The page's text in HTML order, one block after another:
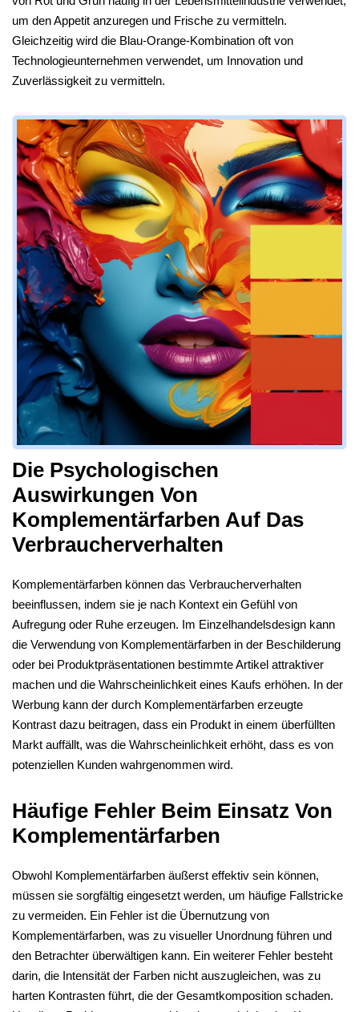
um den Appetit anzuregen und Frische zu vermitteln.
Gleichzeitig wird die Blau-Orange-Kombination oft von
Technologieunternehmen verwendet, um Innovation und
Zuverlässigkeit zu vermitteln.
Die Psychologischen
Auswirkungen Von
Komplementärfarben Auf Das
Verbraucherverhalten
Komplementärfarben können das Verbraucherverhalten
beeinflussen, indem sie je nach Kontext ein Gefühl von
Aufregung oder Ruhe erzeugen. Im Einzelhandelsdesign kann
die Verwendung von Komplementärfarben in der Beschilderung
oder bei Produktpräsentationen bestimmte Artikel attraktiver
machen und die Wahrscheinlichkeit eines Kaufs erhöhen. In der
Werbung kann der durch Komplementärfarben erzeugte
Kontrast dazu beitragen, dass ein Produkt in einem überfüllten
Markt auffällt, was die Wahrscheinlichkeit erhöht, dass es von
potenziellen Kunden wahrgenommen wird.
Häufige Fehler Beim Einsatz Von
Komplementärfarben
Obwohl Komplementärfarben äußerst effektiv sein können,
müssen sie sorgfältig eingesetzt werden, um häufige Fallstricke
zu vermeiden. Ein Fehler ist die Übernutzung von
Komplementärfarben, was zu visueller Unordnung führen und
den Betrachter überwältigen kann. Ein weiterer Fehler besteht
darin, die Intensität der Farben nicht auszugleichen, was zu
harten Kontrasten führt, die der Gesamtkomposition schaden.